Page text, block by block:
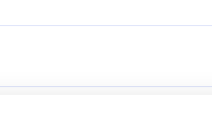
WordPress.org